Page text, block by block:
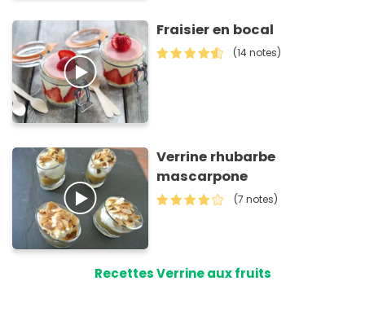
Fraisier en bocal
(14 notes)
Verrine rhubarbe
mascarpone
(7 notes)
Recettes Verrine aux fruits